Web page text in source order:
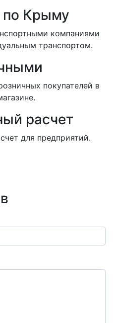
по Крыму
компаниями
транспортом.
покупателей в
расчет
для предприятий.